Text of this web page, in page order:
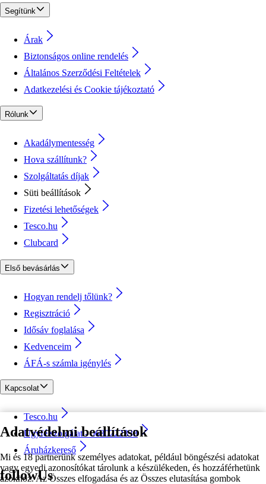
Adatvédelmi beállítások
Mi és 18 partnerünk személyes adatokat, például böngészési adatokat
vagy egyedi azonosítókat tárolunk a készülékeden, és hozzáférhetünk
azokhoz. Az Összes elfogadása és az Összes elutasítása gombok
Segítünk
Árak
Biztonságos online rendelés
Általános Szerződési Feltételek
Adatkezelési és Cookie tájékoztató
Rólunk
Akadálymentesség
Hova szállítunk?
Szolgáltatás díjak
Süti beállítások
Fizetési lehetőségek
Tesco.hu
Clubcard
Első bevásárlás
Hogyan rendelj tőlünk?
Regisztráció
Idősáv foglalása
Kedvenceim
ÁFÁ-s számla igénylés
Kapcsolat
Tesco.hu
Ügyfélszolgálat - 0680222333
Áruházkereső
followUs